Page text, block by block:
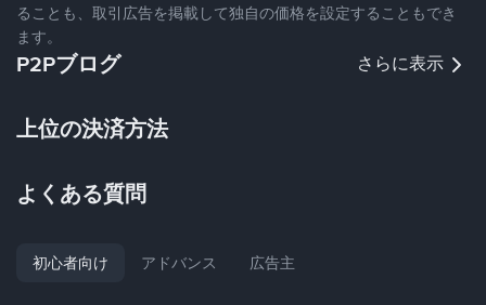
ることも、取引広告を掲載して独自の価格を設定することもでき
ます。
P2Pブログ さらに表示
上位の決済方法
よくある質問
初心者向け アドバンス 広告主